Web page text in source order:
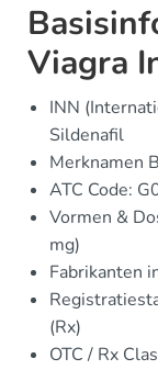
Viagra
INN
Sildenafil
Merknamen
ATC Code:
Vormen &
mg)
Fabrikanten
(Rx)
OTC / Rx